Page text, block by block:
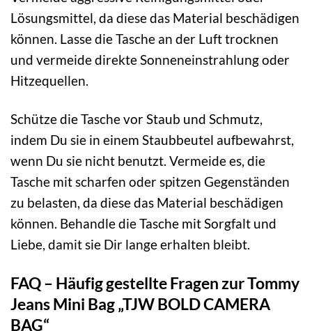
Lösungsmittel, da diese das Material beschädigen
können. Lasse die Tasche an der Luft trocknen
und vermeide direkte Sonneneinstrahlung oder
Hitzequellen.
Schütze die Tasche vor Staub und Schmutz,
indem Du sie in einem Staubbeutel aufbewahrst,
wenn Du sie nicht benutzt. Vermeide es, die
Tasche mit scharfen oder spitzen Gegenständen
zu belasten, da diese das Material beschädigen
können. Behandle die Tasche mit Sorgfalt und
Liebe, damit sie Dir lange erhalten bleibt.
FAQ – Häufig gestellte Fragen zur Tommy
Jeans Mini Bag „TJW BOLD CAMERA
BAG“